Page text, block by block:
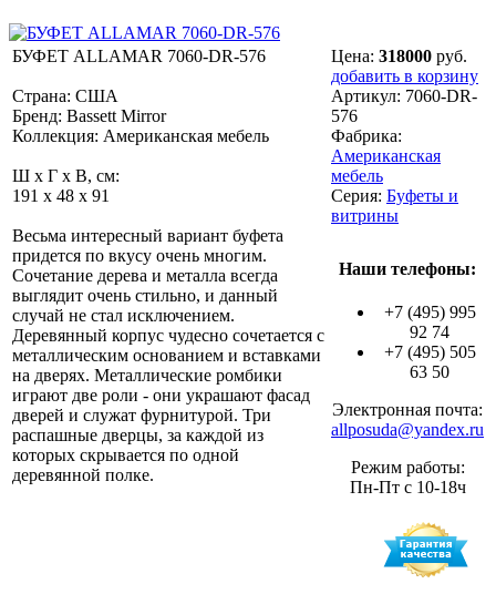
БУФЕТ ALLAMAR 7060-DR-576
Страна: США
Бренд: Bassett Mirror
Коллекция: Американская мебель
Ш x Г x В, см:
191 x 48 x 91
Весьма интересный вариант буфета
придется по вкусу очень многим.
Сочетание дерева и металла всегда
выглядит очень стильно, и данный
случай не стал исключением.
Деревянный корпус чудесно сочетается с
металлическим основанием и вставками
на дверях. Металлические ромбики
играют две роли - они украшают фасад
дверей и служат фурнитурой. Три
распашные дверцы, за каждой из
которых скрывается по одной
деревянной полке.
Цена: 318000 руб.
добавить в корзину
Артикул: 7060-DR-
576
Фабрика:
Американская
мебель
Серия: Буфеты и
витрины
Наши телефоны:
+7 (495) 995
92 74
+7 (495) 505
63 50
Электронная почта:
allposuda@yandex.ru
Режим работы:
Пн-Пт с 10-18ч